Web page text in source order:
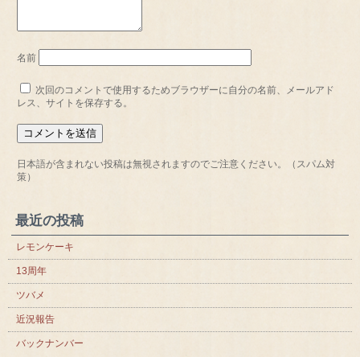
名前
次回のコメントで使用するためブラウザーに自分の名前、メールアド
レス、サイトを保存する。
日本語が含まれない投稿は無視されますのでご注意ください。（スパム対
策）
最近の投稿
レモンケーキ
13周年
ツバメ
近況報告
バックナンバー